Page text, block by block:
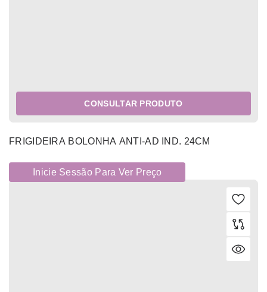
CONSULTAR PRODUTO
FRIGIDEIRA BOLONHA ANTI-AD IND. 24CM
Inicie Sessão Para Ver Preço